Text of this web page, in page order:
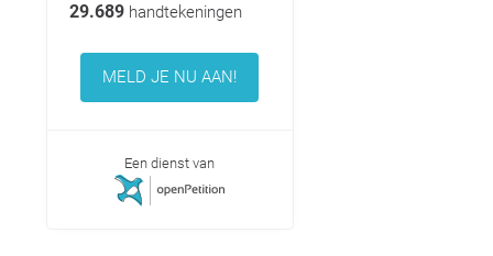
29.689handtekeningen
MELD JE NU AAN!
Een dienst van